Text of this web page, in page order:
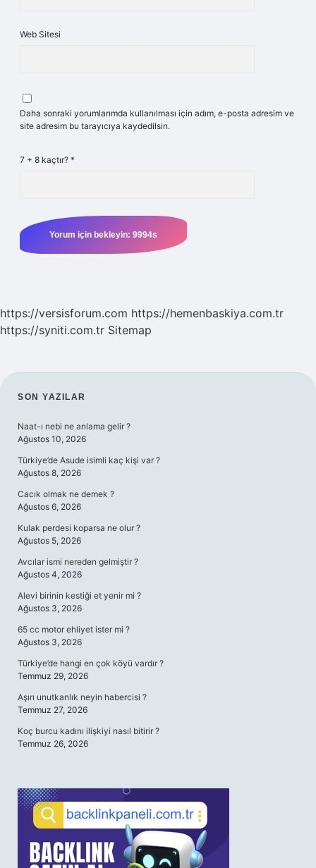
Web Sitesi
Daha sonraki yorumlarımda kullanılması için adım, e-posta adresim ve
site adresim bu tarayıcıya kaydedilsin.
7 + 8 kaçtır? *
https://versisforum.com https://hemenbaskiya.com.tr
https://syniti.com.tr Sitemap
SIDEBAR
SON YAZILAR
Naat-ı nebi ne anlama gelir ?
Ağustos 10, 2026
Türkiye’de Asude isimli kaç kişi var ?
Ağustos 8, 2026
Cacık olmak ne demek ?
Ağustos 6, 2026
Kulak perdesi koparsa ne olur ?
Ağustos 5, 2026
Avcılar ismi nereden gelmiştir ?
Ağustos 4, 2026
Alevi birinin kestiği et yenir mi ?
Ağustos 3, 2026
65 cc motor ehliyet ister mi ?
Ağustos 3, 2026
Türkiye’de hangi en çok köyü vardır ?
Temmuz 29, 2026
Aşırı unutkanlık neyin habercisi ?
Temmuz 27, 2026
Koç burcu kadını ilişkiyi nasıl bitirir ?
Temmuz 26, 2026